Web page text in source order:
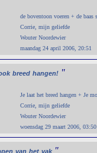
de boventoon voeren + de baas
Corrie, mijn geliefde
Wouter Noordewier
maandag 24 april 2006, 20:51
breed hangen! "
Je laat het breed hangen + Je
Corrie, mijn geliefde
Wouter Noordewier
woensdag 29 maart 2006, 03:50
van het vak "